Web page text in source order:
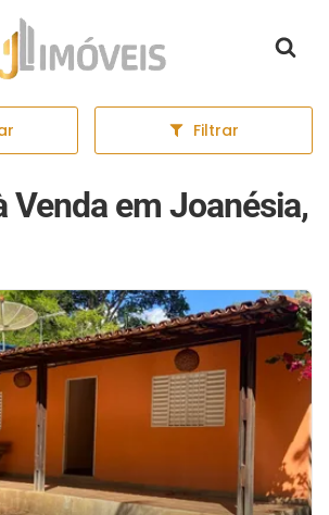
Página inicial
Filtrar
Venda em Joanésia,